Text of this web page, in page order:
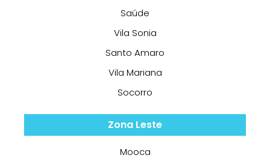
Saúde
Vila Sonia
Santo Amaro
Vila Mariana
Socorro
Zona Leste
Mooca